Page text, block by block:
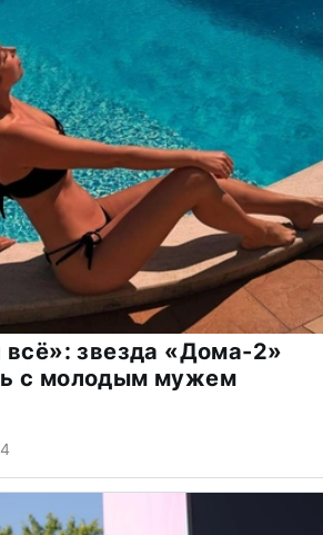
всё»: звезда «Дома-2»
с молодым мужем